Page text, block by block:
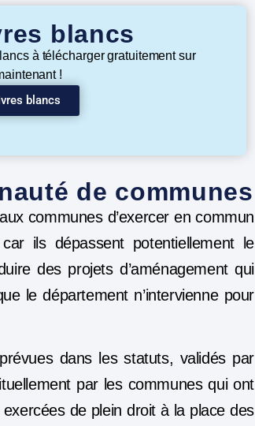
blancs
à télécharger gratuitement sur
!
blancs
de communes
communes d’exercer en commun
ils dépassent potentiellement le
des projets d’aménagement qui
le département n’intervienne pour
dans les statuts, validés par
par les communes qui ont
de plein droit à la place des